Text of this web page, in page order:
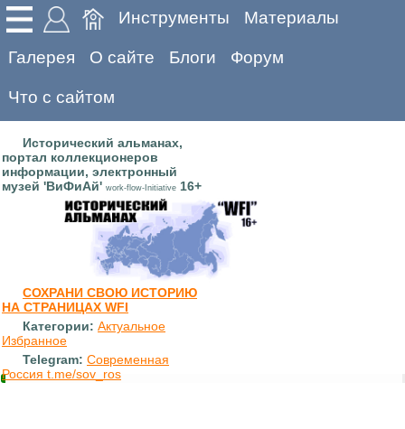
Инструменты Материалы
Галерея О сайте Блоги Форум
Что с сайтом
Исторический альманах,
портал коллекционеров
информации, электронный
музей 'ВиФиАй' work-flow-Initiative 16+
СОХРАНИ СВОЮ ИСТОРИЮ
НА СТРАНИЦАХ WFI
Категории: Актуальное
Избранное
Telegram: Современная
Россия t.me/sov_ros